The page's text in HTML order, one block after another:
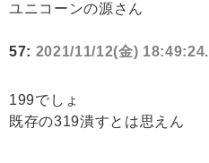
ユニコーンの源さん
57: 2021/11/12(金)
199でしょ
既存の319潰すとは思えん